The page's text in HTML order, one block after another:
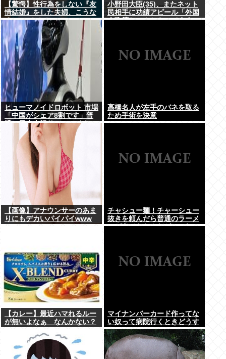
【驚愕】性行為をしない『友
情結婚』をした夫婦、こうな
る⇒･･･！！！
小野田大臣(35)、またネット
民相手に功績アピール「外国
人政策ちゃんとやってます」
ヒューマノイドロボット 市場
「中国がシェア8割です」普
通の日本人怒りのフェイクニ
ュース認定へ…
高橋名人が左手のバネを取る
ため手術を決意
【画像】アナウンサーのあま
りにもデカいパイパイwww
チャシュー麺！チャーシュー
抜きを頼んだら普通のラーメ
ンが出てきたんだが、これっ
【カレー】最近ハマれるルー
が無いよなぁ なんかない？
マイナンバーカード作ってな
い奴って病院行くときどうす
んの